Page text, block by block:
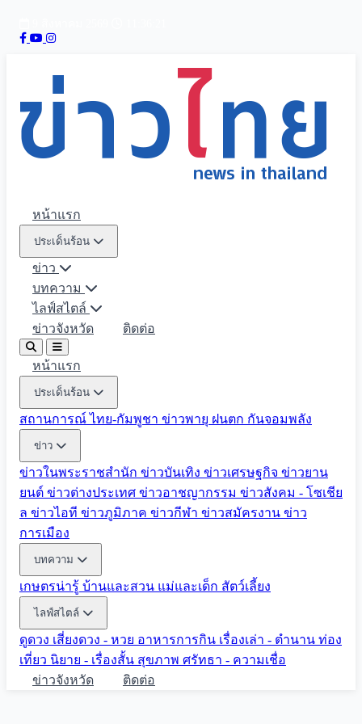
หน้าแรก
ประเด็นร้อน
ข่าว
บทความ
ไลฟ์สไตล์
ข่าวจังหวัด
ติดต่อ
หน้าแรก
ประเด็นร้อน
สถานการณ์ ไทย-กัมพูชา ข่าวพายุ ฝนตก กันจอมพลัง
ข่าว
ข่าวในพระราชสำนัก ข่าวบันเทิง ข่าวเศรษฐกิจ ข่าวยาน
ยนต์ ข่าวต่างประเทศ ข่าวอาชญากรรม ข่าวสังคม - โซเชีย
ล ข่าวไอที ข่าวภูมิภาค ข่าวกีฬา ข่าวสมัครงาน ข่าว
การเมือง
บทความ
เกษตรน่ารู้ บ้านและสวน แม่และเด็ก สัตว์เลี้ยง
ไลฟ์สไตล์
ดูดวง เสี่ยงดวง - หวย อาหารการกิน เรื่องเล่า - ตำนาน ท่อง
เที่ยว นิยาย - เรื่องสั้น สุขภาพ ศรัทธา - ความเชื่อ
ข่าวจังหวัด
ติดต่อ